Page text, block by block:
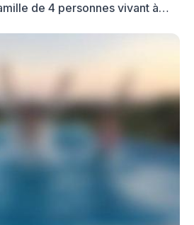
de 4 personnes vivant à